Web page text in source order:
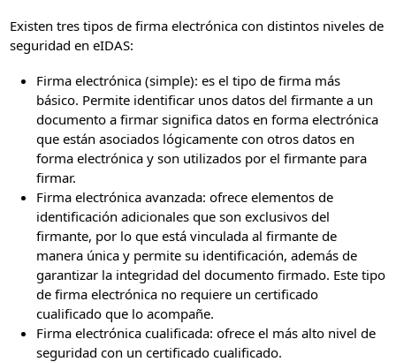
Existen tres tipos de firma electrónica con distintos niveles de
seguridad en eIDAS:
Firma electrónica (simple): es el tipo de firma más
básico. Permite identificar unos datos del firmante a un
documento a firmar significa datos en forma electrónica
que están asociados lógicamente con otros datos en
forma electrónica y son utilizados por el firmante para
firmar.
Firma electrónica avanzada: ofrece elementos de
identificación adicionales que son exclusivos del
firmante, por lo que está vinculada al firmante de
manera única y permite su identificación, además de
garantizar la integridad del documento firmado. Este tipo
de firma electrónica no requiere un certificado
cualificado que lo acompañe.
Firma electrónica cualificada: ofrece el más alto nivel de
seguridad con un certificado cualificado.